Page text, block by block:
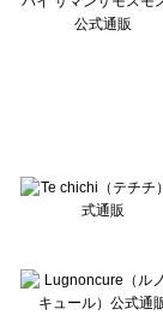
Wpc.（ワールドパーテ